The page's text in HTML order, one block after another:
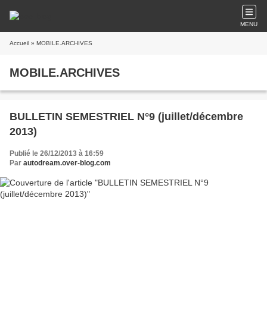
MENU
Accueil » MOBILE.ARCHIVES
MOBILE.ARCHIVES
BULLETIN SEMESTRIEL N°9 (juillet/décembre
2013)
Publié le 26/12/2013 à 16:59
Par autodream.over-blog.com